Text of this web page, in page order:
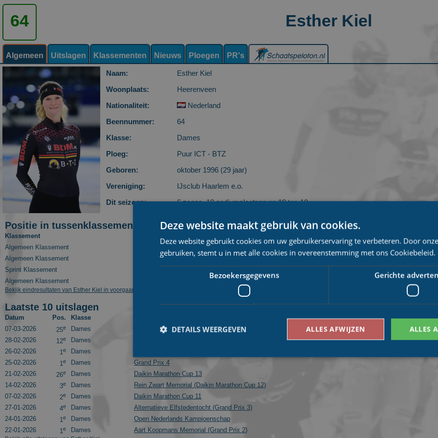
Esther Kiel
64
Algemeen Uitslagen Klassementen Nieuws Ploegen PR's
Naam:
Esther Kiel
Woonplaats:
Heerenveen
Nationaliteit:
Nederland
Beennummer:
64
Klasse:
Dames
Ploeg:
Puur ICT - BTZ
Geboren:
oktober 1996 (29 jaar)
Vereniging:
IJsclub Haarlem e.o.
Dit seizoen:
6 zeges, 10 podiumplaatsen en 19 top-10
Positie in tussenklassementen
Klassement
Algemeen Klassement
Daikin Marathon Cup
Algemeen Klassement
De Vier van Noord-Holland
Sprint Klassement
De Vier van Noord-Holland
Algemeen Klassement
Grand Prix
Bekijk eindresultaten van Esther Kiel in voorgaande seizoenen
Laatste 10 uitslagen
Datum Pos. Klasse
07-03-2026
25e Dames
Daikin Marathon Cup Finale
28-02-2026
12e Dames
26-02-2026
1e Dames
25-02-2026
1e Dames
Grand Prix 4
21-02-2026
26e Dames
Daikin Marathon Cup 13
14-02-2026
3e Dames
Rein Zwart Memorial (Daikin Marathon Cup 12)
07-02-2026
2e Dames
Daikin Marathon Cup 11
27-01-2026
4e Dames
Alternatieve Elfstedentocht (Grand Prix 3)
24-01-2026
1e Dames
Open Nederlands Kampioenschap
22-01-2026
1e Dames Aart Koopmans Memorial (Grand Prix 2)
Deze website maakt gebruik van cookies.
Deze website gebruikt cookies om uw gebruikerservaring te verbeteren. Door
gebruiken, stemt u in met alle cookies in overeenstemming met ons Cookiebeleid.
Bezoekersgegevens Gerichte
ALLES
ALLES AFWIJZEN
DETAILS WEERGEVEN
Prestatiecookies worden gebruikt om te zien hoe bezoekers de website gebruiken, bijv. analytische
Naam
Aanbieder